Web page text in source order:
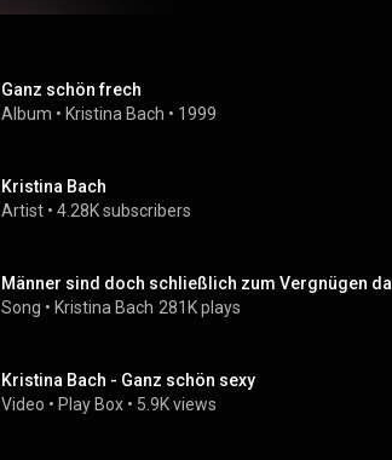
Ganz schön frech
Album • Kristina Bach • 1999
Kristina Bach
Artist • 4.28K subscribers
Männer sind doch schließlich zum Vergnügen da
Song • Kristina Bach 281K plays
Kristina Bach - Ganz schön sexy
Video • Play Box • 5.9K views